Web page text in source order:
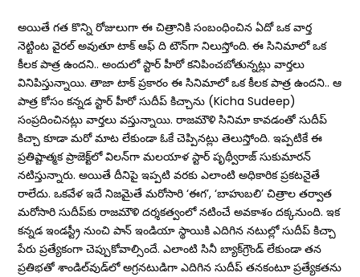
అయితే గత కొన్ని రోజులుగా ఈ చిత్రానికి సంబంధించిన ఏదో ఒక వార్త
నెట్టింట వైరల్ అవుతూ టాక్ ఆఫ్ ది టౌన్‌గా నిలుస్తోంది. ఈ సినిమాలో ఒక
కీల‌క పాత్ర ఉంద‌ని.. అందులో స్టార్ హీరో క‌నిపించ‌బోతున్నట్లు వార్త‌లు
వినిపిస్తున్నాయి. తాజా టాక్ ప్రకారం ఈ సినిమాలో ఒక కీల‌క పాత్ర ఉంద‌ని.. ఆ
పాత్ర కోసం కన్నడ స్టార్ హీరో సుదీప్ కిచ్చాను (Kicha Sudeep)
సంప్ర‌దించిన‌ట్లు వార్తలు వ‌స్తున్నాయి. రాజమౌళి సినిమా కావ‌డంతో సుదీప్
కిచ్చా కూడా మ‌రో మాట లేకుండా ఓకే చెప్పిన‌ట్లు తెలుస్తోంది. ఇప్పటికే ఈ
ప్రతిష్టాత్మక ప్రాజెక్ట్‌లో విలన్‌గా మలయాళ స్టార్ పృథ్వీరాజ్ సుకుమారన్
నటిస్తున్నారు. అయితే దీనిపై ఇప్పటి వరకు ఎలాంటి అధికారిక ప్రకటనైతే
రాలేదు. ఒకవేళ ఇదే నిజమైతే మరోసారి ‘ఈగ’, ‘బాహుబలి’ చిత్రాల తర్వాత
మరోసారి సుదీప్‌కు రాజమౌళి దర్శకత్వంలో నటించే అవకాశం దక్కనుంది. ఇక
కన్నడ ఇండస్ట్రీ నుంచి పాన్ ఇండియా స్థాయికి ఎదిగిన నటుల్లో సుదీప్ కిచ్చా
పేరు ప్రత్యేకంగా చెప్పుకోవాల్సిందే. ఎలాంటి సినీ బ్యాక్‌గ్రౌండ్ లేకుండా తన
ప్రతిభతో శాండిల్‌వుడ్‌లో అగ్రనటుడిగా ఎదిగిన సుదీప్ తనకంటూ ప్రత్యేకతను